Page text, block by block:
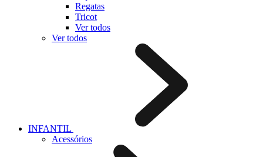
Regatas
Tricot
Ver todos
Ver todos
INFANTIL
Acessórios